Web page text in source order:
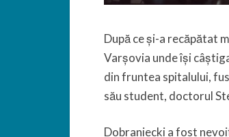
După ce și-a recăpătat
Varșovia unde își
din fruntea spitalului,
său student, doctorul
Dobraniecki a fost